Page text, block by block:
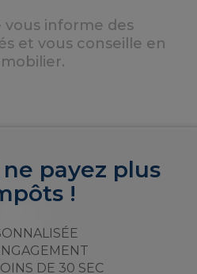
vous informe des
et vous conseille en
payez plus
!
DE 30 SEC